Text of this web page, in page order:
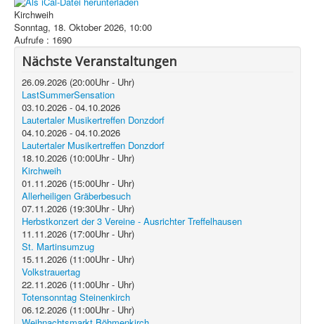
Kirchweih
Sonntag, 18. Oktober 2026, 10:00
Aufrufe : 1690
Nächste Veranstaltungen
26.09.2026 (20:00Uhr - Uhr)
LastSummerSensation
03.10.2026 - 04.10.2026
Lautertaler Musikertreffen Donzdorf
04.10.2026 - 04.10.2026
Lautertaler Musikertreffen Donzdorf
18.10.2026 (10:00Uhr - Uhr)
Kirchweih
01.11.2026 (15:00Uhr - Uhr)
Allerheiligen Gräberbesuch
07.11.2026 (19:30Uhr - Uhr)
Herbstkonzert der 3 Vereine - Ausrichter Treffelhausen
11.11.2026 (17:00Uhr - Uhr)
St. Martinsumzug
15.11.2026 (11:00Uhr - Uhr)
Volkstrauertag
22.11.2026 (11:00Uhr - Uhr)
Totensonntag Steinenkirch
06.12.2026 (11:00Uhr - Uhr)